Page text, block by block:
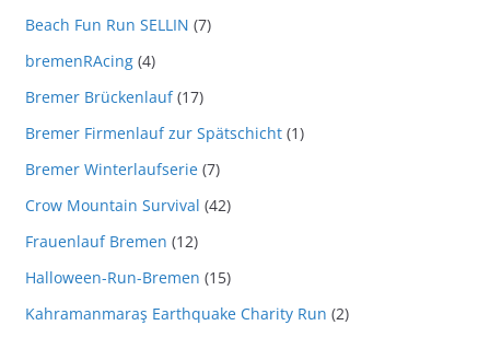
Beach Fun Run SELLIN (7)
bremenRAcing(4)
Bremer Brückenlauf(17)
Bremer Firmenlauf zur Spätschicht(1)
Bremer Winterlaufserie(7)
Crow Mountain Survival (42)
Frauenlauf Bremen (12)
Halloween-Run-Bremen (15)
Kahramanmaraş Earthquake Charity Run (2)